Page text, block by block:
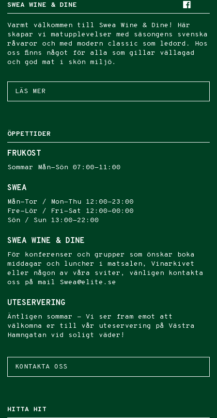
SWEA WINE & DINE
Varmt välkommen till Swea Wine & Dine!
Här
skapar vi matupplevelser med säsongens svenska
råvaror och med modern classic som ledord .
Hos
oss finns något för alla som gillar vällagad
och god mat i skön miljö.
LÄS MER
ÖPPETTIDER
FRUKOST
Sommar Mån-Sön 07:00-11:00
SWEA
Mån-Tor / Mon-Thu 12:00-23:00
Fre-Lör / Fri-Sat 12:00-00:00
Sön / Sun 13:00-22:00
SWEA WINE & DINE
För konferenser och grupper som önskar boka
middagar och luncher i matsalen, Vinarkivet
eller någon av våra sviter, vänligen kontakta
oss på mail Swea@elite.se
UTESERVERING
Äntligen sommar - Vi ser fram emot att
välkomna er till vår uteservering på Västra
Hamngatan vid soligt väder!
KONTAKTA OSS
HITTA HIT